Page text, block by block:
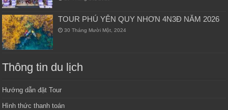
TOUR PHÚ YÊN QUY NHƠN 4N3Đ NĂM 2026
30 Tháng Mười Một, 2024
Thông tin du lịch
Hướng dẫn đặt Tour
Hình thức thanh toán